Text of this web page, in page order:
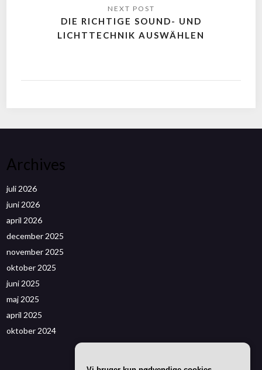
DIE RICHTIGE SOUND- UND
LICHTTECHNIK AUSWÄHLEN
Archives
juli 2026
juni 2026
april 2026
december 2025
november 2025
oktober 2025
juni 2025
maj 2025
april 2025
oktober 2024